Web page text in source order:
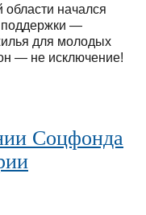
начался
поддержки —
для молодых
— не исключение!
Соцфонда